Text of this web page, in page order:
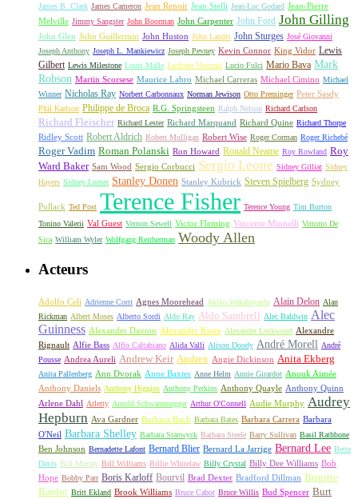
James B. Clark James Cameron Jean Renoir Jean Stelli Jean-Luc Godard Jean-Pierre
Melville Jimmy Sangster John Boorman John Carpenter John Ford John Gilling
John Glen John Guillermin John Huston John Landis John Sturges José Giovanni
Joseph Anthony Joseph L. Mankiewicz Joseph Pevney Kevin Connor King Vidor Lewis
Gilbert Lewis Milestone Louis Malle Luchino Visconti Lucio Fulci Mario Bava Mark
Robson Martin Scorsese Maurice Labro Michael Carreras Michael Cimino Michael
Winner Nicholas Ray Norbert Carbonnaux Norman Jewison Otto Preminger Peter Sasdy
Phil Karlson Philippe de Broca R.G. Springsteen Ralph Nelson Richard Carlson
Richard Fleischer Richard Lester Richard Marquand Richard Quine Richard Thorpe
Ridley Scott Robert Aldrich Robert Mulligan Robert Wise Roger Corman Roger Richebé
Roger Vadim Roman Polanski Ron Howard Ronald Neame Roy Rowland Roy
Ward Baker Sam Wood Sergio Corbucci Sergio Leone Sidney Gilliat Sidney
Hayers Sidney Lumet Stanley Donen Stanley Kubrick Steven Spielberg Sydney
Pollack Ted Post Terence Fisher Terence Young Tim Burton
Tonino Valerii Val Guest Vernon Sewell Victor Fleming Vincente Minnelli Vittorio De
Sica William Wyler Wolfgang Reitherman Woody Allen
Acteurs
Adolfo Celi Adrienne Corri Agnes Moorehead Akiko Wakabayashi Alain Delon Alan
Rickman Albert Moses Alberto Sordi Aldo Ray Aldo Sambrell Alec Baldwin Alec
Guinness Alexander Davion Alexander Knox Alexander Lockwood Alexandre
Rignault Alfie Bass Alfio Caltabiano Alida Valli Alison Doody André Morell André
Pousse Andrea Aureli Andrew Keir Andrex Angie Dickinson Anita Ekberg
Anita Pallenberg Ann Dvorak Anne Baxter Anne Helm Annie Girardot Anouk Aimée
Anthony Daniels Anthony Higgins Anthony Perkins Anthony Quayle Anthony Quinn
Arlene Dahl Arletty Arnold Schwarzenegger Arthur O'Connell Audie Murphy Audrey
Hepburn Ava Gardner Barbara Bach Barbara Bates Barbara Carrera Barbara
O'Neil Barbara Shelley Barbara Stanwyck Barbara Steele Barry Sullivan Basil Rathbone
Ben Johnson Bernadette Lafont Bernard Blier Bernard La Jarrige Bernard Lee Bette
Davis Bill Murray Bill Williams Billie Whitelaw Billy Crystal Billy Dee Williams Bob
Hope Bobby Parr Boris Karloff Bourvil Brad Dexter Bradford Dillman Brigitte
Bardot Britt Ekland Brook Williams Bruce Cabot Bruce Willis Bud Spencer Burt